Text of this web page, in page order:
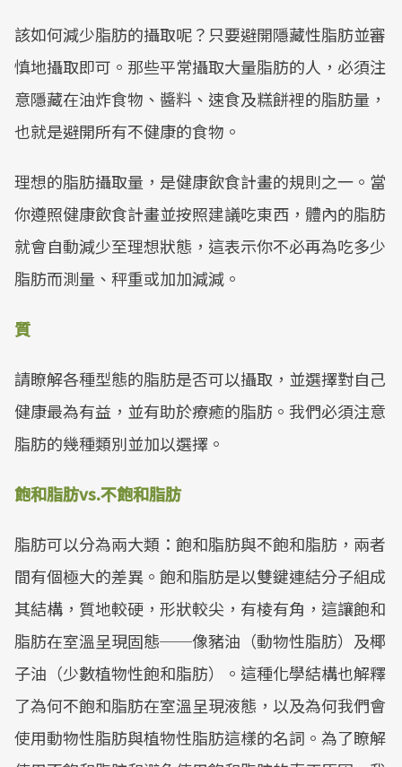
該如何減少脂肪的攝取呢？只要避開隱藏性脂肪並審
慎地攝取即可。那些平常攝取大量脂肪的人，必須注
意隱藏在油炸食物、醬料、速食及糕餅裡的脂肪量，
也就是避開所有不健康的食物。
理想的脂肪攝取量，是健康飲食計畫的規則之一。當
你遵照健康飲食計畫並按照建議吃東西，體內的脂肪
就會自動減少至理想狀態，這表示你不必再為吃多少
脂肪而測量、秤重或加加減減。
質
請瞭解各種型態的脂肪是否可以攝取，並選擇對自己
健康最為有益，並有助於療癒的脂肪。我們必須注意
脂肪的幾種類別並加以選擇。
飽和脂肪vs.不飽和脂肪
脂肪可以分為兩大類：飽和脂肪與不飽和脂肪，兩者
間有個極大的差異。飽和脂肪是以雙鍵連結分子組成
其結構，質地較硬，形狀較尖，有棱有角，這讓飽和
脂肪在室溫呈現固態──像豬油（動物性脂肪）及椰
子油（少數植物性飽和脂肪）。這種化學結構也解釋
了為何不飽和脂肪在室溫呈現液態，以及為何我們會
使用動物性脂肪與植物性脂肪這樣的名詞。為了瞭解